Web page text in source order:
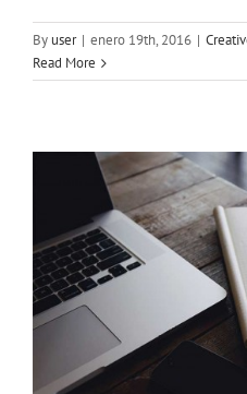
By user | enero 19th, 2016 |
Read More
Vivamus ut